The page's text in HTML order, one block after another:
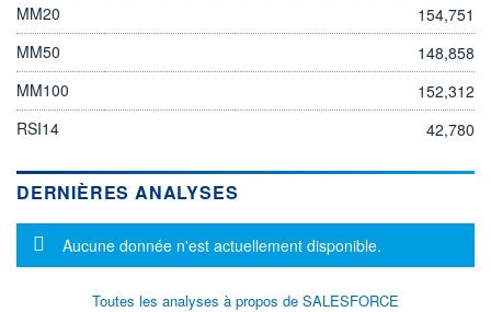
MM20
154,751
MM50
148,858
MM100
152,312
RSI14
42,780
DERNIÈRES ANALYSES
Message d'information
Aucune donnée n'est actuellement disponible.
Toutes les analyses à propos de SALESFORCE